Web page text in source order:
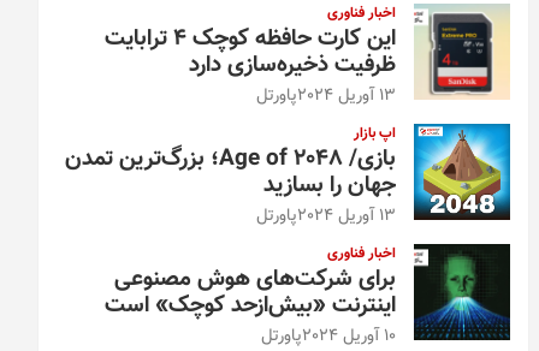
اخبار فناوری
این کارت حافظه کوچک ۴ ترابایت
ظرفیت ذخیره‌سازی دارد
13 آوریل 2024 پاورتل
اپ بازار
بازی/ Age of 2048؛ بزرگ‌ترین تمدن
جهان را بسازید
13 آوریل 2024 پاورتل
اخبار فناوری
برای شرکت‌های هوش مصنوعی
اینترنت «بیش‌از‌حد کوچک» است
10 آوریل 2024 پاورتل